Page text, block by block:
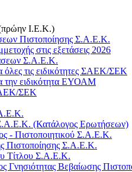
Ι.Ε.Κ.)
Πιστοποίησης Σ.Α.Ε.Κ.
στις εξετάσεις 2026
Σ.Α.Ε.Κ.
τις ειδικότητες ΣΑΕΚ/ΣΕΚ
την ειδικότητα ΕΥΟΑΜ
ΣΕΚ
(Κατάλογος Ερωτήσεων)
- Πιστοποιητικού Σ.Α.Ε.Κ.
Πιστοποίησης Σ.Α.Ε.Κ.
Τίτλου Σ.Α.Ε.Κ.
Γνησιότητας Βεβαίωσης